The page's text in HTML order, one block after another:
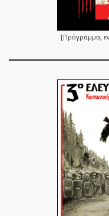
[Πρόγραμμα,